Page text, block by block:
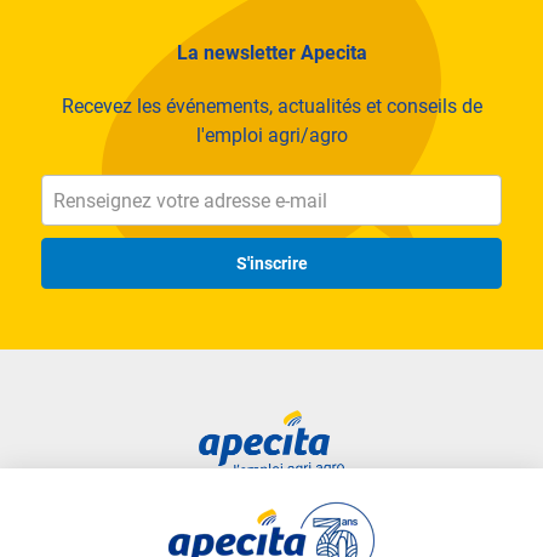
La newsletter Apecita
Recevez les événements, actualités et conseils de
l'emploi agri/agro
S'inscrire